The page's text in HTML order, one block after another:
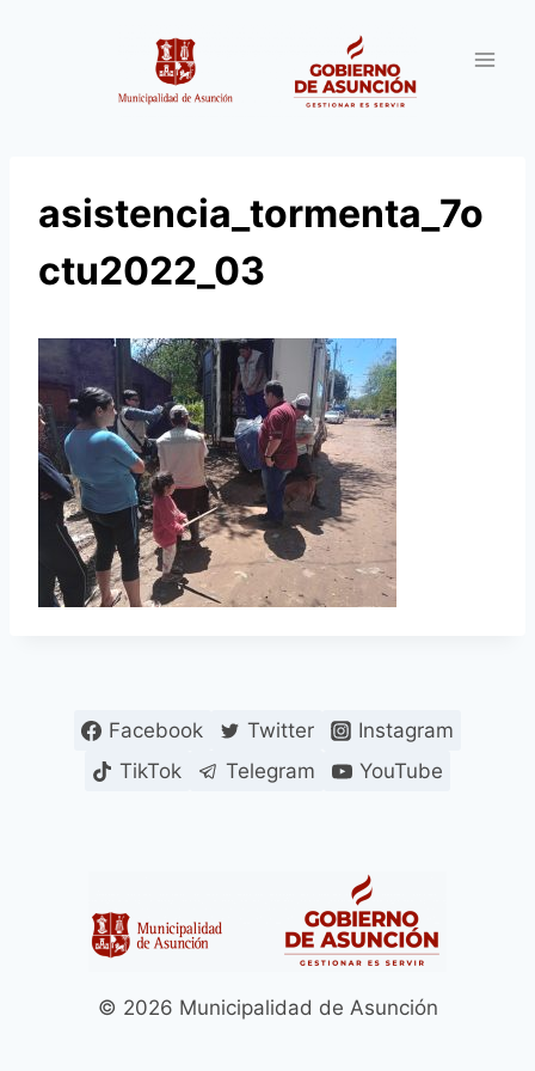
asistencia_tormenta_7o
ctu2022_03
Facebook Twitter
Instagram
TikTok
Telegram YouTube
© 2026 Municipalidad de Asunción